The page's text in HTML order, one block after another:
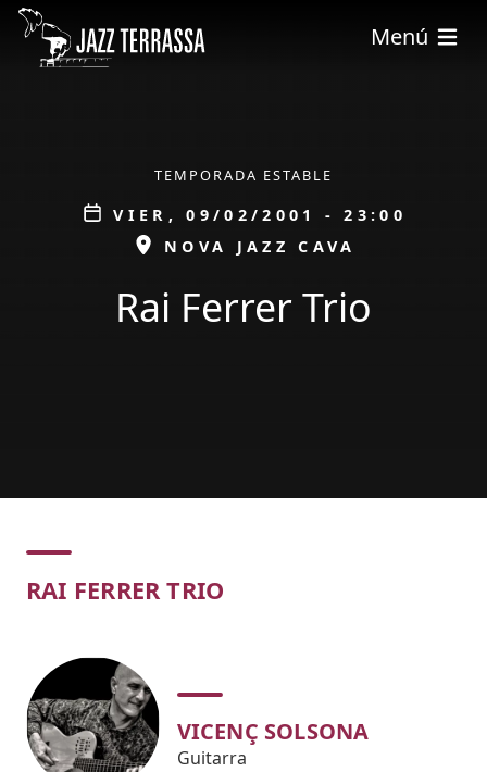
Pasar al contenido principal
Menú
TEMPORADA ESTABLE
Data
VIER, 09/02/2001 - 23:00
ESPAI
NOVA JAZZ CAVA
Rai Ferrer Trio
Concert
RAI FERRER TRIO
VICENÇ SOLSONA
Guitarra